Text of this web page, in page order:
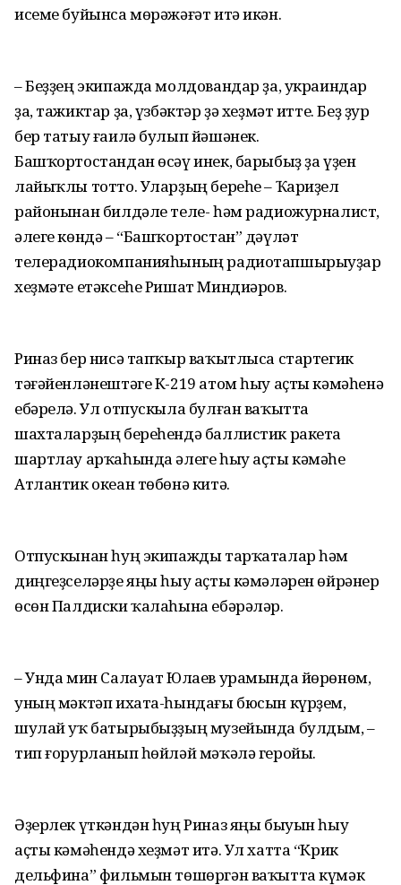
исеме буйынса мөрәжәғәт итә икән.
– Беҙҙең экипажда молдовандар ҙа, украиндар
ҙа, тажиктар ҙа, үзбәктәр ҙә хеҙмәт итте. Беҙ ҙур
бер татыу ғаилә булып йәшәнек.
Башҡортостандан өсәү инек, барыбыҙ ҙа үҙен
лайыҡлы тотто. Уларҙың береһе – Ҡариҙел
районынан билдәле теле- һәм радиожурналист,
әлеге көндә – “Башҡортостан” дәүләт
телерадиокомпанияһының радиотапшырыуҙар
хеҙмәте етәксеһе Ришат Миндиәров.
Риназ бер нисә тапҡыр ваҡытлыса стартегик
тәғәйенләнештәге К-219 атом һыу аҫты кәмәһенә
ебәрелә. Ул отпускыла булған ваҡытта
шахталарҙың береһендә баллистик ракета
шартлау арҡаһында әлеге һыу аҫты кәмәһе
Атлантик океан төбөнә китә.
Отпускынан һуң экипажды тарҡаталар һәм
диңгеҙселәрҙе яңы һыу аҫты кәмәләрен өйрәнер
өсөн Палдиски ҡалаһына ебәрәләр.
– Унда мин Салауат Юлаев урамында йөрөнөм,
уның мәктәп ихата-һындағы бюсын күрҙем,
шулай уҡ батырыбыҙҙың музейында булдым, –
тип ғорурланып һөйләй мәҡәлә геройы.
Әҙерлек үткәндән һуң Риназ яңы быуын һыу
аҫты кәмәһендә хеҙмәт итә. Ул хатта “Крик
дельфина” фильмын төшөргән ваҡытта күмәк